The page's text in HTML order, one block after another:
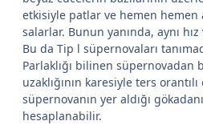
etkisiyle patlar ve hemen hemen
salarlar. Bunun yanında, aynı
Bu da Tip l süpernovaları
Parlaklığı bilinen süpernovadan
uzaklığının karesiyle ters
süpernovanın yer aldığı
hesaplanabilir.